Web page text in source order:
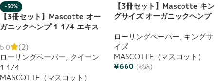
-50%
【3冊セット】Mascotte オー
ガニックヘンプ 1 1/4 エキス
ペーパー 巻紙 ブックレット
5.0
(2)
ローリングペーパー, クイーン
1 1/4
MASCOTTE（マスコット）
【3冊セット】Mascotte キン
グサイズ オーガニックヘンプ
ーパー 巻紙 ブックレット
ローリングペーパー, キングサ
イズ
MASCOTTE（マスコット）
¥660 (税込)